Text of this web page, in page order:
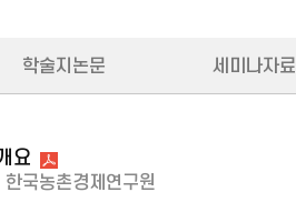
학술지논문 세미나자료
요
한국농촌경제연구원